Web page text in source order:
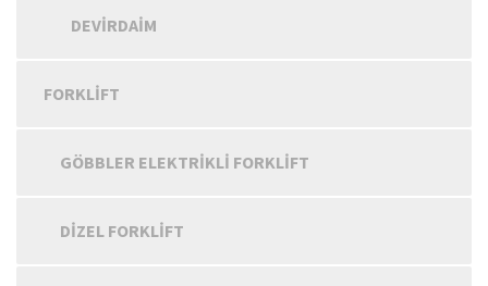
DEVIRDAIM
FORKLIFT
GÖBBLER ELEKTRIKLI FORKLIFT
DIZEL FORKLIFT